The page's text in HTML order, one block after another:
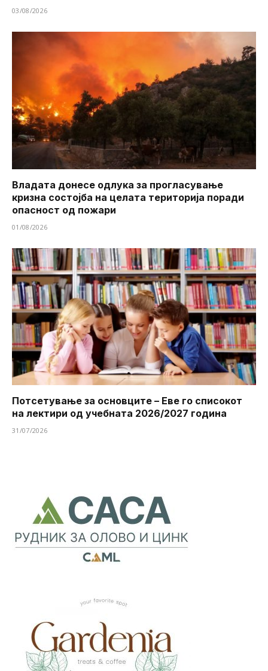
03/08/2026
Владата донесе одлука за прогласување
кризна состојба на целата територија поради
опасност од пожари
01/08/2026
Потсетување за основците – Еве го списокот
на лектири од учебната 2026/2027 година
31/07/2026